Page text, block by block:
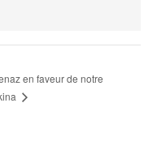
en faveur de notre